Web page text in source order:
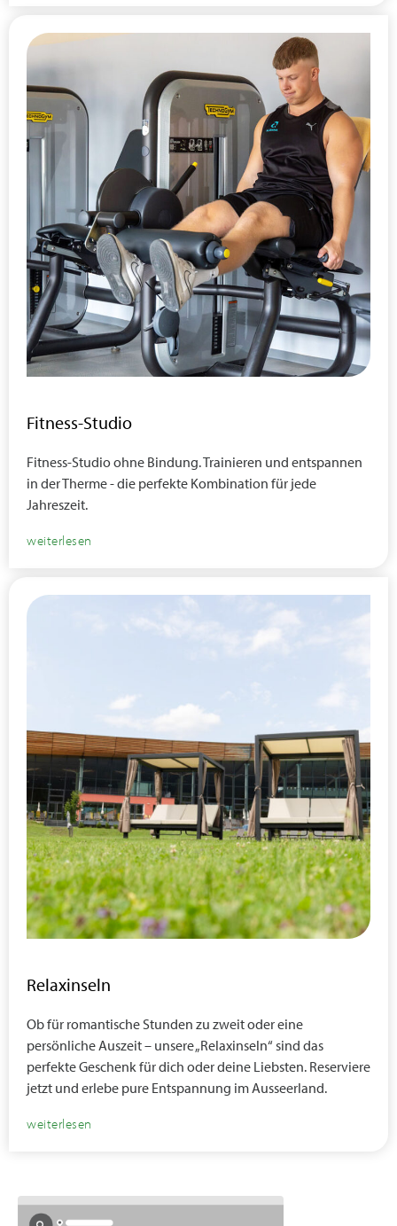
Fitness-Studio
Fitness-Studio ohne Bindung. Trainieren und entspannen
in der Therme - die perfekte Kombination für jede
Jahreszeit.
weiterlesen
Relaxinseln
Ob für romantische Stunden zu zweit oder eine
persönliche Auszeit – unsere „Relaxinseln“ sind das
perfekte Geschenk für dich oder deine Liebsten. Reserviere
jetzt und erlebe pure Entspannung im Ausseerland.
weiterlesen